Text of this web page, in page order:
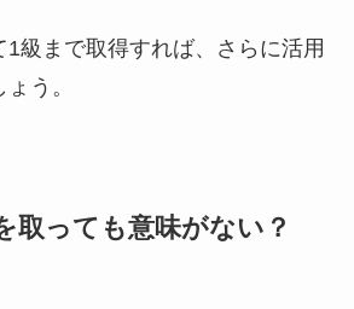
級まで取得すれば、さらに活用
う。
取っても意味がない？